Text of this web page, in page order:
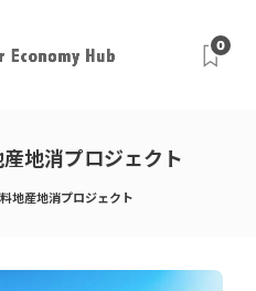
0
地消プロジェクト
地産地消プロジェクト